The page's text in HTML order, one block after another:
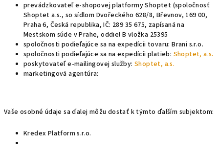
prevádzkovateľ e-shopovej platformy Shoptet (spoločnosť
Shoptet a.s., so sídlom Dvořeckého 628/8, Břevnov, 169 00,
Praha 6, Česká republika, IČ: 289 35 675, zapísaná na
Mestskom súde v Prahe, oddiel B vložka 25395
spoločnosti podieľajúce sa na expedícii tovaru:Brani s.r.o.
spoločnosti podieľajúce sa na expedícii platieb: Shoptet, a.s.
poskytovateľ e-mailingovej služby: Shoptet, a.s.
marketingová agentúra:
Vaše osobné údaje sa ďalej môžu dostať k týmto ďalším subjektom:
Kredex Platform s.r.o.